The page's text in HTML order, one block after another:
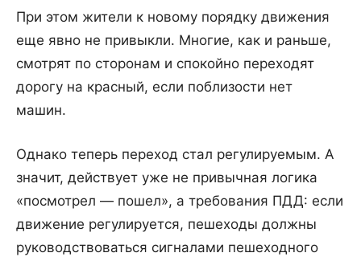
При этом жители к новому порядку движения
еще явно не привыкли. Многие, как и раньше,
смотрят по сторонам и спокойно переходят
дорогу на красный, если поблизости нет
машин.
Однако теперь переход стал регулируемым. А
значит, действует уже не привычная логика
«посмотрел — пошел», а требования ПДД: если
движение регулируется, пешеходы должны
руководствоваться сигналами пешеходного